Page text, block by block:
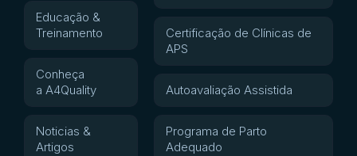
Educação &
Treinamento
Conheça
a A4Quality
Noticias &
Artigos
Certificação de Clínicas de
APS
Autoavaliação Assistida
Programa de Parto
Adequado